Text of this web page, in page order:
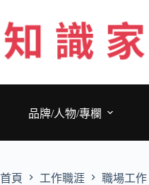
至
主
要
品牌/人物/專欄
首頁 工作職涯 職場工作